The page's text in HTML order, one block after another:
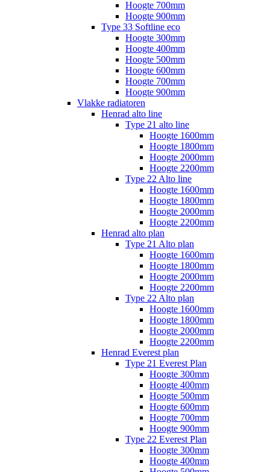
Hoogte 700mm
Hoogte 900mm
Type 33 Softline eco
Hoogte 300mm
Hoogte 400mm
Hoogte 500mm
Hoogte 600mm
Hoogte 700mm
Hoogte 900mm
Vlakke radiatoren
Henrad alto line
Type 21 alto line
Hoogte 1600mm
Hoogte 1800mm
Hoogte 2000mm
Hoogte 2200mm
Type 22 Alto line
Hoogte 1600mm
Hoogte 1800mm
Hoogte 2000mm
Hoogte 2200mm
Henrad alto plan
Type 21 Alto plan
Hoogte 1600mm
Hoogte 1800mm
Hoogte 2000mm
Hoogte 2200mm
Type 22 Alto plan
Hoogte 1600mm
Hoogte 1800mm
Hoogte 2000mm
Hoogte 2200mm
Henrad Everest plan
Type 21 Everest Plan
Hoogte 300mm
Hoogte 400mm
Hoogte 500mm
Hoogte 600mm
Hoogte 700mm
Hoogte 900mm
Type 22 Everest Plan
Hoogte 300mm
Hoogte 400mm